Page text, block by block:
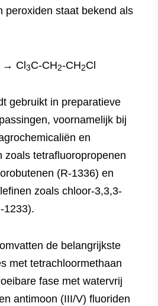
peroxiden staat bekend als
→ Cl 3C-CH2-CH2Cl
gebruikt in preparatieve
voornamelijk bij
en
zoals tetrafluoropropenen
(R-1336) en
zoals chloor-3,3,3-
1233).
de belangrijkste
met tetrachloormethaan
fase met watervrij
antimoon (III/V) fluoriden